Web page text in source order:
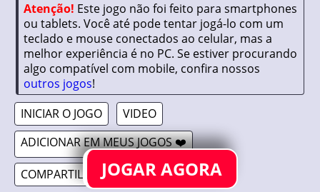
Atenção! Este jogo não foi feito para smartphones
ou tablets. Você até pode tentar jogá-lo com um
teclado e mouse conectados ao celular, mas a
melhor experiência é no PC. Se estiver procurando
algo compatível com mobile, confira nossos
outros jogos!
INICIAR O JOGO
VIDEO
ADICIONAR EM MEUS JOGOS ❤️
COMPARTILHAR 🔗JOGAR AGORA